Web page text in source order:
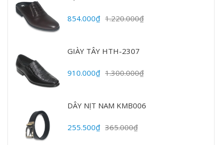
854.000₫ 1.220.000₫
GIÀY TÂY HTH-2307
910.000₫ 1.300.000₫
DÂY NỊT NAM KMB006
255.500₫ 365.000₫